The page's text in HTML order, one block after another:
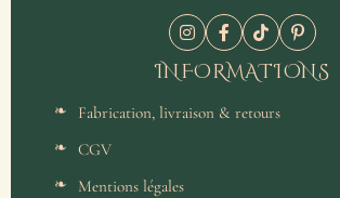
INFORMATIONS
Fabrication, livraison & retours
CGV
Mentions légales